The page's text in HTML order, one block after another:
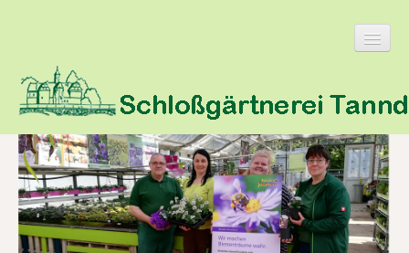
Startseite
Informationen